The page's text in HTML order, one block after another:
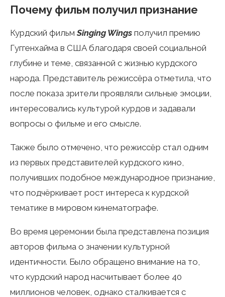
Почему фильм получил признание
Курдский фильмSinging Wings получил премию
Гуггенхайма в США благодаря своей социальной
глубине и теме, связанной с жизнью курдского
народа. Представитель режиссёра отметила, что
после показа зрители проявляли сильные эмоции,
интересовались культурой курдов и задавали
вопросы о фильме и его смысле.
Также было отмечено, что режиссёр стал одним
из первых представителей курдского кино,
получивших подобное международное признание,
что подчёркивает рост интереса к курдской
тематике в мировом кинематографе.
Во время церемонии была представлена позиция
авторов фильма о значении культурной
идентичности. Было обращено внимание на то,
что курдский народ насчитывает более 40
миллионов человек, однако сталкивается с